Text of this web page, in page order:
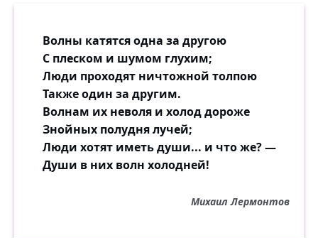
Волны катятся одна за другою
С плеском и шумом глухим;
Люди проходят ничтожной толпою
Также один за другим.
Волнам их неволя и холод дороже
Знойных полудня лучей;
Люди хотят иметь души... и что же? —
Души в них волн холодней!
Михаил Лермонтов